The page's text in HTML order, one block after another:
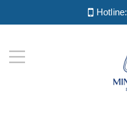
Hotline: